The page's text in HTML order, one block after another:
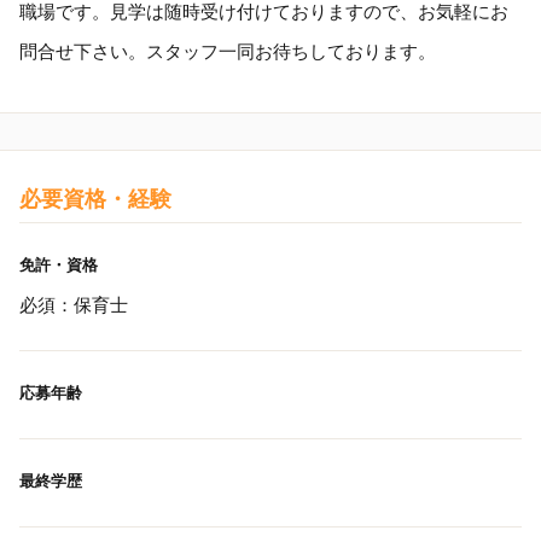
職場です。見学は随時受け付けておりますので、お気軽にお
問合せ下さい。スタッフ一同お待ちしております。
必要資格・経験
免許・資格
必須：保育士
応募年齢
最終学歴